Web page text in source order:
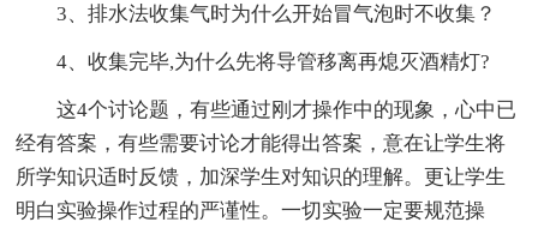
3、排水法收集气时为什么开始冒气泡时不收集？
4、收集完毕,为什么先将导管移离再熄灭酒精灯?
这4个讨论题，有些通过刚才操作中的现象，心中已
经有答案，有些需要讨论才能得出答案，意在让学生将
所学知识适时反馈，加深学生对知识的理解。更让学生
明白实验操作过程的严谨性。一切实验一定要规范操